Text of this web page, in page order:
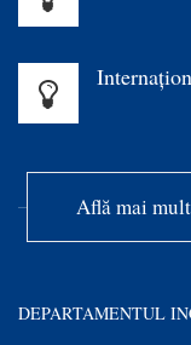
Află mai
DEPARTAMENTUL